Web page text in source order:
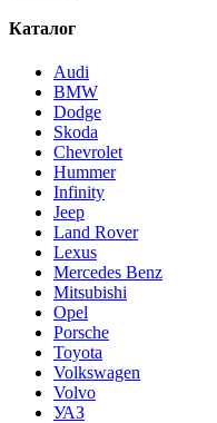
Каталог
Audi
BMW
Dodge
Skoda
Chevrolet
Hummer
Infinity
Jeep
Land Rover
Lexus
Mercedes Benz
Mitsubishi
Opel
Porsche
Toyota
Volkswagen
Volvo
УАЗ